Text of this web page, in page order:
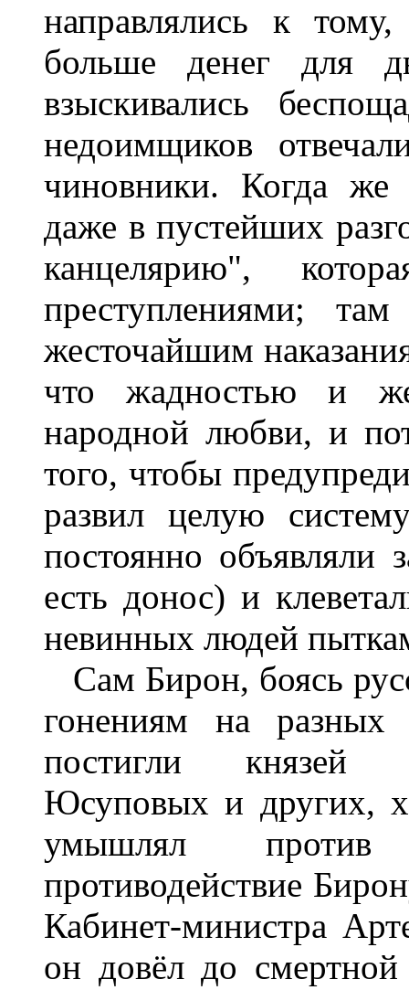
направлялись к
больше денег для
взыскивались
недоимщиков
чиновники. Когда же
даже в пустейших
канцелярию",
преступлениями;
жесточайшим
что жадностью и
народной любви, и
того, чтобы
развил целую
постоянно
есть донос) и
невинных людей
Сам Бирон, боясь
гонениям на
постигли князей
Юсуповых и других,
умышлял против
противодействие
Кабинет-министра
он довёл до